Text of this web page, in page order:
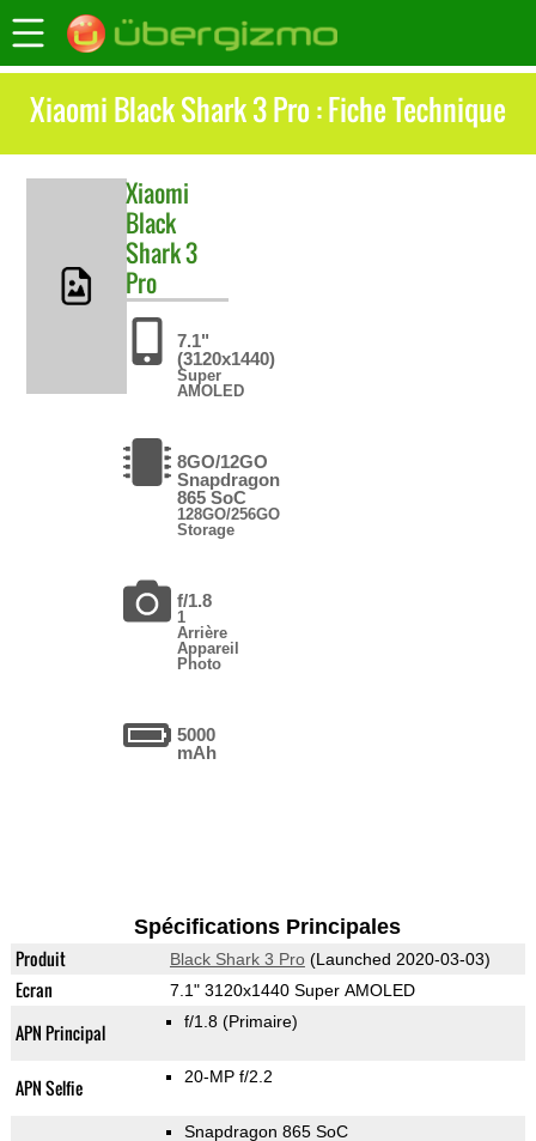
Xiaomi Black Shark 3 Pro : Fiche Technique
Xiaomi
Black
Shark 3
Pro
7.1"
(3120x1440)
Super
AMOLED
8GO/12GO
Snapdragon
865 SoC
128GO/256GO
Storage
f/1.8
1
Arrière
Appareil
Photo
5000
mAh
Spécifications Principales
Produit Black Shark 3 Pro(Launched 2020-03-03)
Ecran 7.1" 3120x1440 Super AMOLED
APN Principal f/1.8 (Primaire)
APN Selfie 20-MP f/2.2
Snapdragon 865 SoC